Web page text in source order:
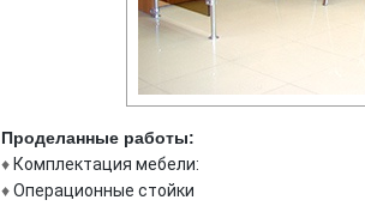
Проделанные работы:
♦ Комплектация мебели:
♦Операционные стойки